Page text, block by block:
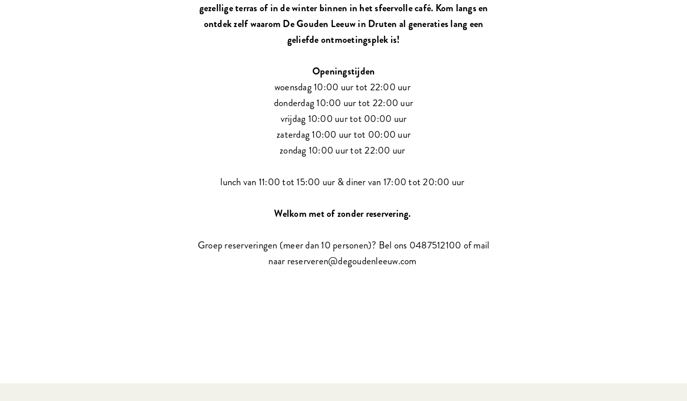
gezellige terras of in de winter binnen in het sfeervolle café. Kom langs en
ontdek zelf waarom De Gouden Leeuw in Druten al generaties lang een
geliefde ontmoetingsplek is!
Openingstijden
woensdag 10:00 uur tot 22:00 uur
donderdag 10:00 uur tot 22:00 uur
vrijdag 10:00 uur tot 00:00 uur
zaterdag 10:00 uur tot 00:00 uur
zondag 10:00 uur tot 22:00 uur
lunch van 11:00 tot 15:00 uur & diner van 17:00 tot 20:00 uur
Welkom met of zonder reservering.
Groep reserveringen (meer dan 10 personen)? Bel ons 0487512100 of mail
naar reserveren@degoudenleeuw.com